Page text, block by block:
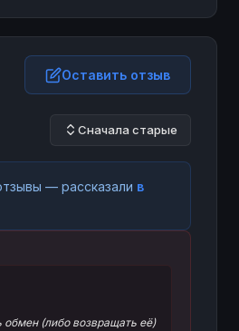
Оставить отзыв
Сначала старые
— рассказали в
обмен (либо возвращать её)